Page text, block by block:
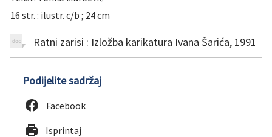
16 str. : ilustr. c/b ; 24 cm
Ratni zarisi : Izložba karikatura Ivana Šarića, 1991
Podijelite sadržaj
Facebook
Isprintaj